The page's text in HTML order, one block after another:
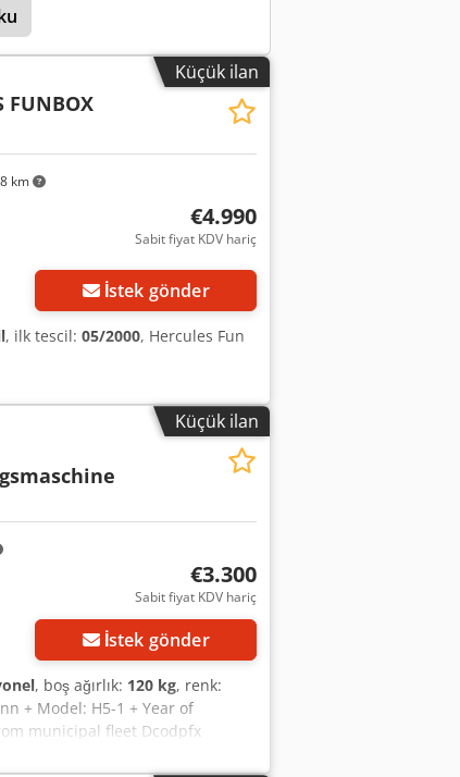
Küçük ilan
km
FUNBOX
€4.990
Sabit fiyat KDV hariç
İstek gönder
, ilk tescil: 05/2000, Hercules Fun
Küçük ilan
€3.300
Sabit fiyat KDV hariç
İstek gönder
, boş ağırlık: 120 kg, renk:
+ Model: H5-1 + Year of
municipal fleet Dcodpfx
Errors and